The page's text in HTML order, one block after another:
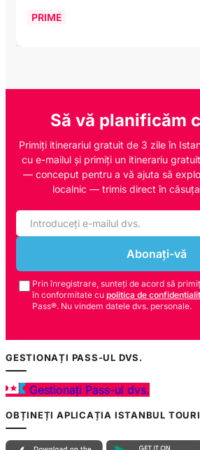
PRIME
Să vă planificăm
Primiți itinerariul gratuit de 3 zile în
cu e-mailul și primiți un itinerariu
— conceput pentru a vă ajuta să
localnic — trimis direct în
Abonați-vă
Prin înregistrare, sunteți de acord să
în conformitate cu politica de
Pass®. Nu vindem datele dvs. personale.
GESTIONAȚI PASS-UL DVS.
Gestionați Pass-ul dvs.
OBȚINEȚI APLICAȚIA ISTANBUL